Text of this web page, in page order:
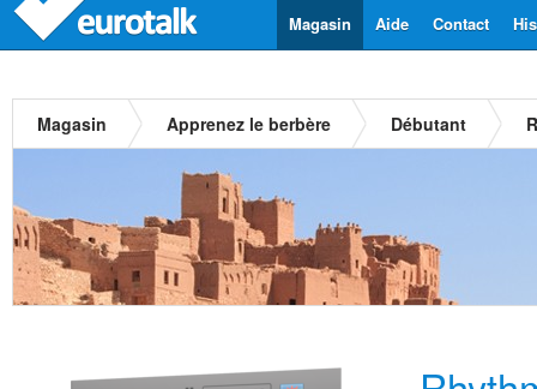
Contact
Aide
Magasin
Magasin Apprenez le berbère Débutant